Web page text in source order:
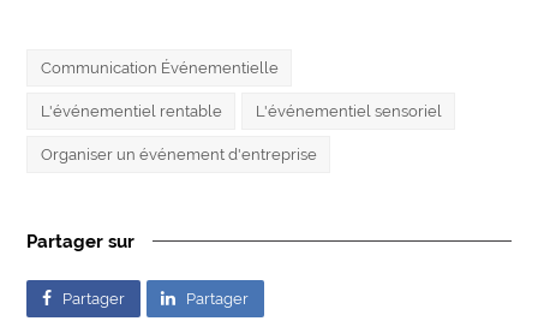
Communication Événementielle
L'événementiel rentable L'événementiel sensoriel
Organiser un événement d'entreprise
Partager sur
Partager Partager